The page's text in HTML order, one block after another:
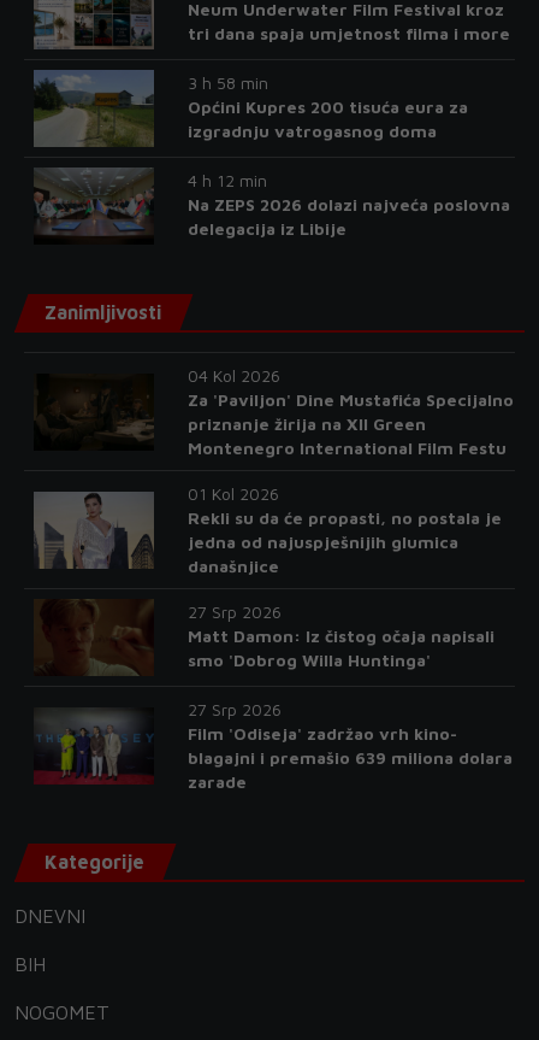
Neum Underwater Film Festival kroz
tri dana spaja umjetnost filma i more
3 h 58 min
Općini Kupres 200 tisuća eura za
izgradnju vatrogasnog doma
4 h 12 min
Na ZEPS 2026 dolazi najveća poslovna
delegacija iz Libije
Zanimljivosti
04 Kol 2026
Za 'Paviljon' Dine Mustafića Specijalno
priznanje žirija na XII Green
Montenegro International Film Festu
01 Kol 2026
Rekli su da će propasti, no postala je
jedna od najuspješnijih glumica
današnjice
27 Srp 2026
Matt Damon: Iz čistog očaja napisali
smo 'Dobrog Willa Huntinga'
27 Srp 2026
Film 'Odiseja' zadržao vrh kino-
blagajni i premašio 639 miliona dolara
zarade
Kategorije
DNEVNI
BIH
NOGOMET